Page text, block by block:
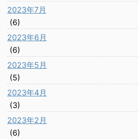
2023年7月
(6)
2023年6月
(6)
2023年5月
(5)
2023年4月
(3)
2023年2月
(6)